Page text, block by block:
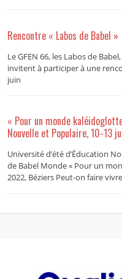
Rencontre « Labos de Babel »
Le GFEN 66, les Labos de
invitent à participer à une
juin
« Pour un monde
Nouvelle et Populaire, 10-13
Université d’été d’Éducation
de Babel Monde « Pour un
2022, Béziers Peut-on faire